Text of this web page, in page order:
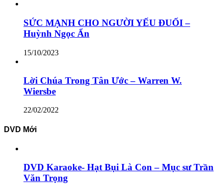
SỨC MẠNH CHO NGƯỜI YẾU ĐUỐI –
Huỳnh Ngọc Ẩn
15/10/2023
Lời Chúa Trong Tân Ước – Warren W.
Wiersbe
22/02/2022
DVD Mới
DVD Karaoke- Hạt Bụi Là Con – Mục sư Trần
Văn Trọng